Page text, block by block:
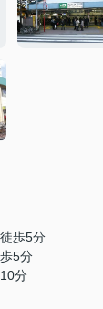
徒歩5分
5分
分